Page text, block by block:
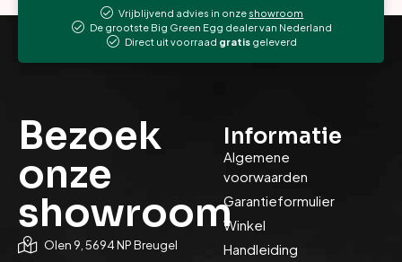
Vrijblijvend advies in onze showroom
De grootste Big Green Egg dealer van Nederland
Direct uit voorraad gratis geleverd
Bezoek
onze
showroom
Olen 9, 5694 NP Breugel
Informatie
Algemene
voorwaarden
Garantieformulier
Winkel
Handleiding